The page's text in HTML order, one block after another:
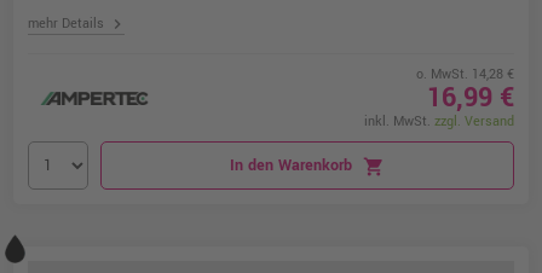
mehr Details chevron_right
o. MwSt. 14,28 €
16,99 €
inkl. MwSt. zzgl. Versand
In den Warenkorb shopping_cart